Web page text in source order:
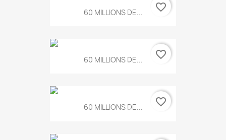
60 MILLIONS DE... favorite_border
60 MILLIONS DE... favorite_border
60 MILLIONS DE... favorite_border